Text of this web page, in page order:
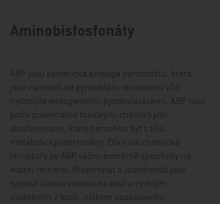
Aminobisfosfonáty
ABP jsou syntetická analoga pyrofosfátu, která
jsou na rozdíl od pyrofosfátu rezistentní vůči
hydrolýze endogenními pyrofosfatázami; ABP jsou
proto potenciálně toxickými chemickými
sloučeninami, které nemohou být z těla
metabolicky odstraněny. Díky své chemické
struktuře se ABP vážou poměrně specificky na
kostní minerál. Risedronát a ibandronát jsou
typické slabou vazbou na kost a rychlým
uvolněním z kosti, nízkým opakovaným